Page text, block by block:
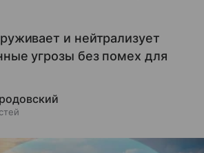
и нейтрализует
угрозы без помех для